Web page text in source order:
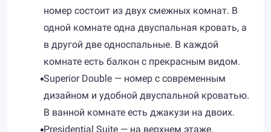
номер состоит из двух смежных комнат. В
одной комнате одна двуспальная кровать, а
в другой две односпальные. В каждой
комнате есть балкон с прекрасным видом.
Superior Double — номер с современным
дизайном и удобной двуспальной кроватью.
В ванной комнате есть джакузи на двоих.
Presidential Suite — на верхнем этаже,